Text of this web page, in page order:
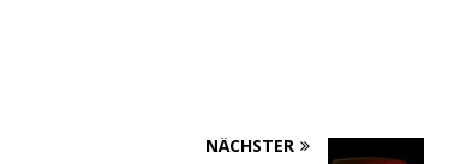
NÄCHSTER